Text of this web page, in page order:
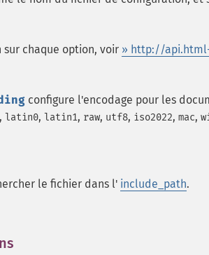
chaque option, voir » http://
configure l'encodage pour les
, latin0, latin1, raw, utf8, iso2022, mac,
le fichier dans l' include_path.